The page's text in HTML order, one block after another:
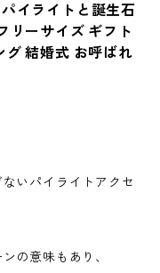
イライトと誕生石
リーサイズ ギフト
グ 結婚式 お呼ばれ
いパイライトアクセ
の意味もあり、